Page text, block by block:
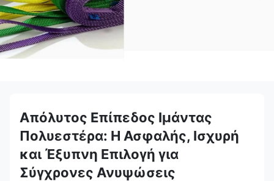
Απόλυτος Επίπεδος Ιμάντας
Πολυεστέρα: Η Ασφαλής, Ισχυρή
και Έξυπνη Επιλογή για
Σύγχρονες Ανυψώσεις